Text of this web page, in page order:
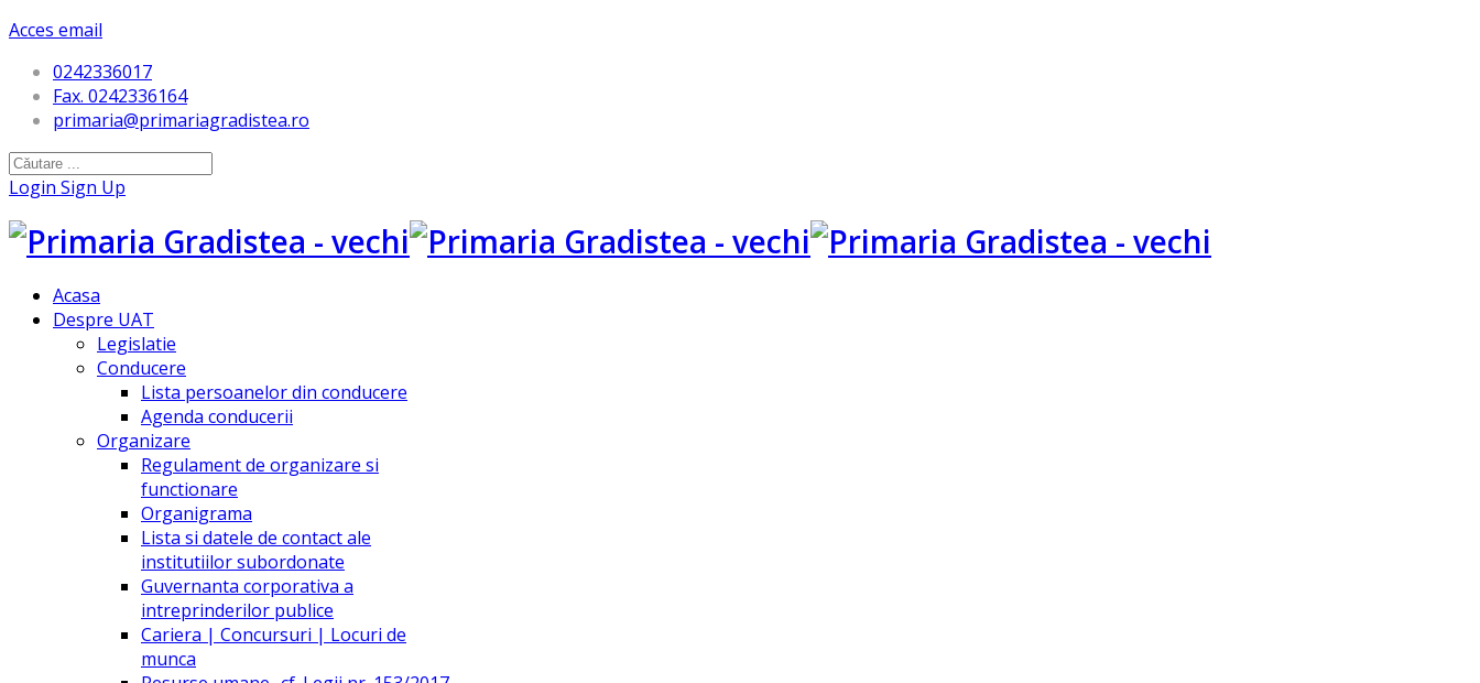
Acces email
0242336017
Fax. 0242336164
primaria@primariagradistea.ro
Login Sign Up
Acasa
Despre UAT
Legislatie
Conducere
Lista persoanelor din conducere
Agenda conducerii
Organizare
Regulament de organizare si
functionare
Organigrama
Lista si datele de contact ale
institutiilor subordonate
Guvernanta corporativa a
intreprinderilor publice
Cariera | Concursuri | Locuri de
munca